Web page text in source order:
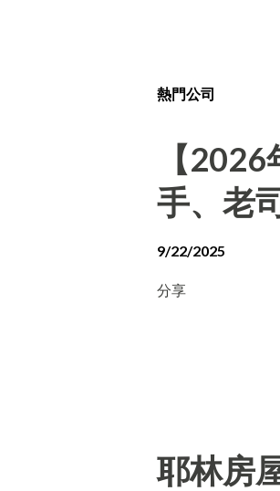
熱門公司
【
手、老
9/22/2025
分享
耶林房